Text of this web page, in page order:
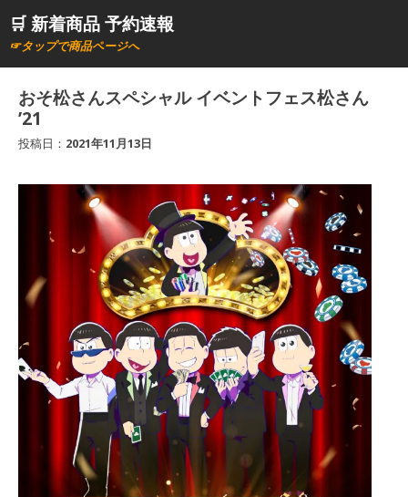
ン🛒 新着商品 予約速報
☞タップで商品ページへ
おそ松さんスペシャル イベントフェス松さん
’21
投稿日： 2021年11月13日